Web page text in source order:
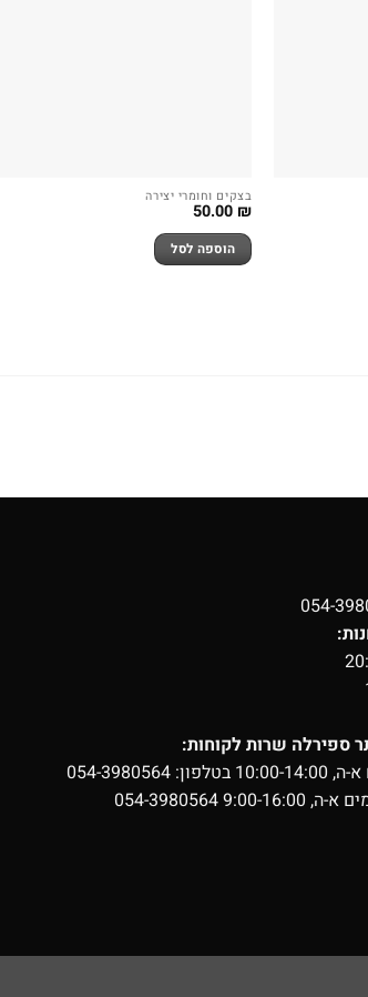
בצקים וחומרי יצירה
50.00 ₪
הוספה לסל
054-
ספירלה שרות לקוחות:
14:00 בטלפון:
054-3980564
א-ה, 9:00-16:00 054-3980564